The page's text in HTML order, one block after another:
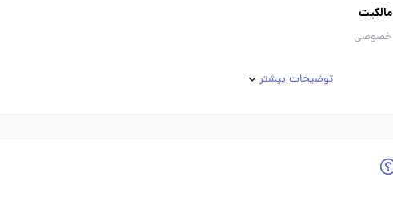
مالکیت
خصوصی
توضیحات بیشتر